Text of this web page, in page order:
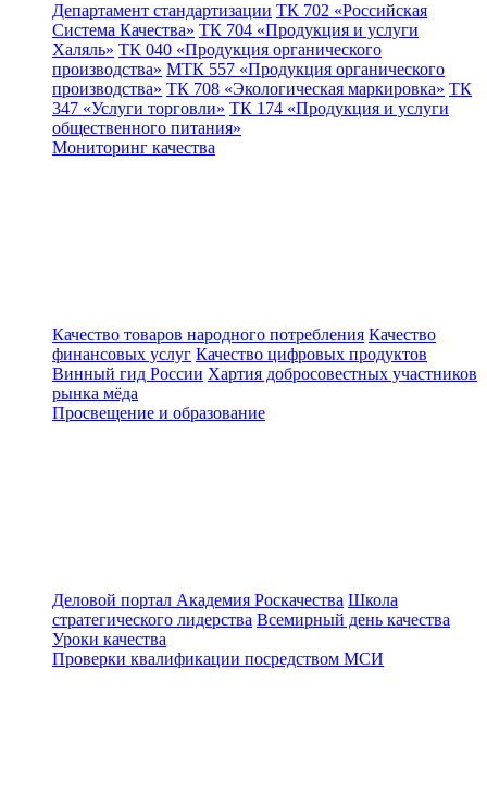
Департамент стандартизации ТК 702 «Российская
Система Качества» ТК 704 «Продукция и услуги
Халяль» ТК 040 «Продукция органического
производства» МТК 557 «Продукция органического
производства» ТК 708 «Экологическая маркировка» ТК
347 «Услуги торговли» ТК 174 «Продукция и услуги
общественного питания»
Мониторинг качества
Качество товаров народного потребления Качество
финансовых услуг Качество цифровых продуктов
Винный гид России Хартия добросовестных участников
рынка мёда
Просвещение и образование
Деловой портал Академия Роскачества Школа
стратегического лидерства Всемирный день качества
Уроки качества
Проверки квалификации посредством МСИ